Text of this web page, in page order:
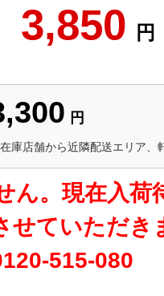
3,850 円
円
庫店舗から近隣配送エリア、
ん。現在入荷
せていただき
515-080